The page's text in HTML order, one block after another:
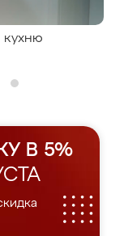
кухню
В 5%